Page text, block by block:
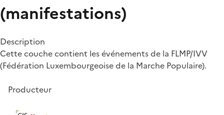
(manifestations)
Description
Cette couche contient les événements de la FLMP/IVV
(Fédération Luxembourgeoise de la Marche Populaire).
Producteur